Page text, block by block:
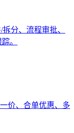
分、流程审批、
。
价、合单优惠、多